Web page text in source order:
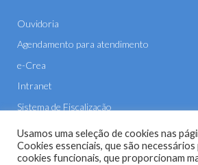
Ouvidoria
Agendamento para atendimento
e-Crea
Intranet
Sistema de Fiscalização
E-mail
Usamos uma seleção de cookies nas
Cookies essenciais, que são
cookies funcionais, que proporcionam